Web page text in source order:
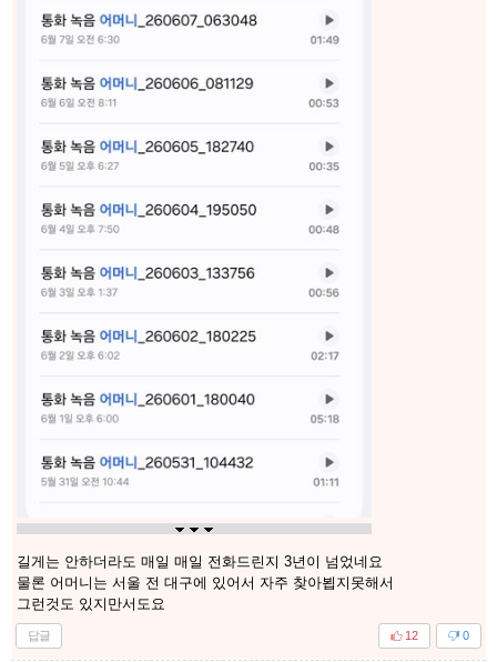
길게는 안하더라도 매일 매일 전화드린지 3년이 넘었네요
물론 어머니는 서울 전 대구에 있어서 자주 찾아뵙지못해서
그런것도 있지만서도요
답글 0
12